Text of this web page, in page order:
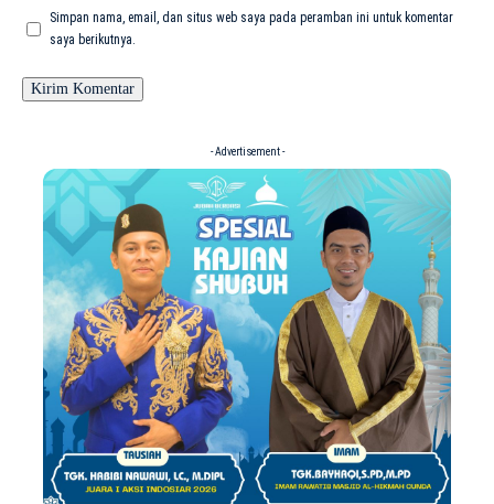
Simpan nama, email, dan situs web saya pada peramban ini untuk komentar
saya berikutnya.
- Advertisement -